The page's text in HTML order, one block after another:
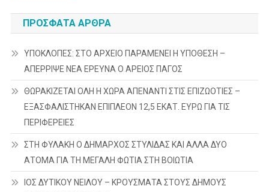
άρθρων
ΠΡΌΣΦΑΤΑ ΆΡΘΡΑ
ΥΠΟΚΛΟΠΕΣ: ΣΤΟ ΑΡΧΕΙΟ ΠΑΡΑΜΕΝΕΙ Η ΥΠΟΘΕΣΗ –
ΑΠΕΡΡΙΨΕ ΝΕΑ ΕΡΕΥΝΑ Ο ΑΡΕΙΟΣ ΠΑΓΟΣ
ΘΩΡΑΚΙΖΕΤΑΙ ΟΛΗ Η ΧΩΡΑ ΑΠΕΝΑΝΤΙ ΣΤΙΣ ΕΠΙΖΩΟΤΙΕΣ –
ΕΞΑΣΦΑΛΙΣΤΗΚΑΝ ΕΠΙΠΛΕΟΝ 12,5 ΕΚΑΤ. ΕΥΡΩ ΓΙΑ ΤΙΣ
ΠΕΡΙΦΕΡΕΙΕΣ
ΣΤΗ ΦΥΛΑΚΗ Ο ΔΗΜΑΡΧΟΣ ΣΤΥΛΙΔΑΣ ΚΑΙ ΑΛΛΑ ΔΥΟ
ΑΤΟΜΑ ΓΙΑ ΤΗ ΜΕΓΑΛΗ ΦΩΤΙΑ ΣΤΗ ΒΟΙΩΤΙΑ
ΙΟΣ ΔΥΤΙΚΟΥ ΝΕΙΛΟΥ – ΚΡΟΥΣΜΑΤΑ ΣΤΟΥΣ ΔΗΜΟΥΣ